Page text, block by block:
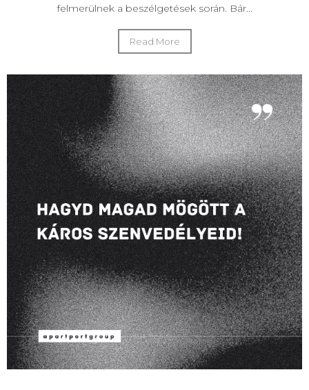
felmerülnek a beszélgetések során. Bár...
Read More